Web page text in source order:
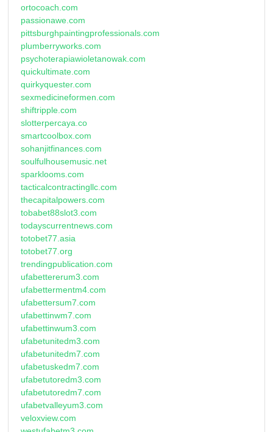
ortocoach.com
passionawe.com
pittsburghpaintingprofessionals.com
plumberryworks.com
psychoterapiawioletanowak.com
quickultimate.com
quirkyquester.com
sexmedicineformen.com
shiftripple.com
slotterpercaya.co
smartcoolbox.com
sohanjitfinances.com
soulfulhousemusic.net
sparklooms.com
tacticalcontractingllc.com
thecapitalpowers.com
tobabet88slot3.com
todayscurrentnews.com
totobet77.asia
totobet77.org
trendingpublication.com
ufabettererum3.com
ufabettermentm4.com
ufabettersum7.com
ufabettinwm7.com
ufabettinwum3.com
ufabetunitedm3.com
ufabetunitedm7.com
ufabetuskedm7.com
ufabetutoredm3.com
ufabetutoredm7.com
ufabetvalleyum3.com
veloxview.com